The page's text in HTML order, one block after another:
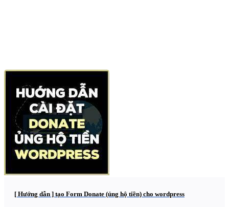
[ Hướng dẫn ] tạo Form Donate (ủng hộ tiền) cho wordpress